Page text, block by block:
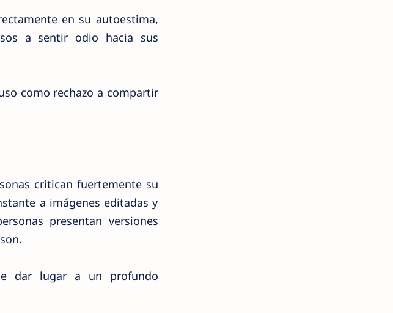
en su autoestima,
a sentir odio hacia sus
como rechazo a compartir
critican fuertemente su
a imágenes editadas y
presentan versiones
dar lugar a un profundo